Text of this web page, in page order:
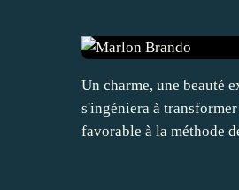
Un charme, une beauté
s'ingéniera à
favorable à la méthode